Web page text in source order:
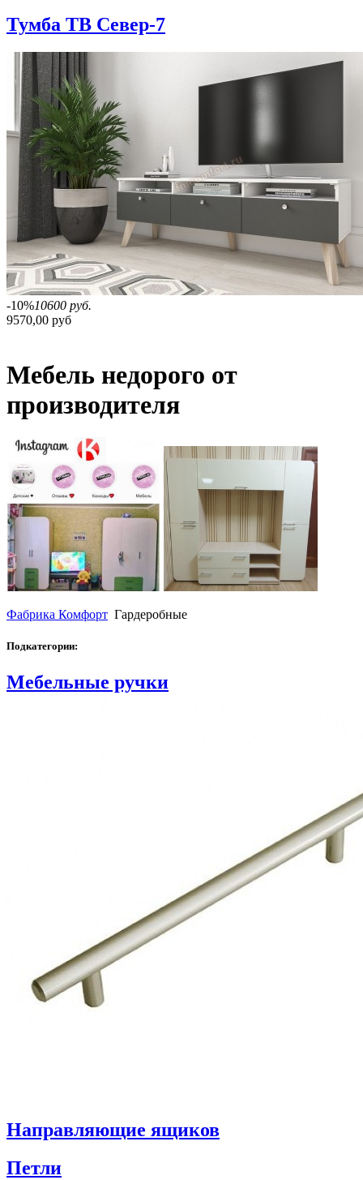
Тумба ТВ Север-7
-10%10600 руб.
9570,00 руб
Мебель недорого от
производителя
Фабрика Комфорт Гардеробные
Подкатегории:
Мебельные ручки
Направляющие ящиков
Петли